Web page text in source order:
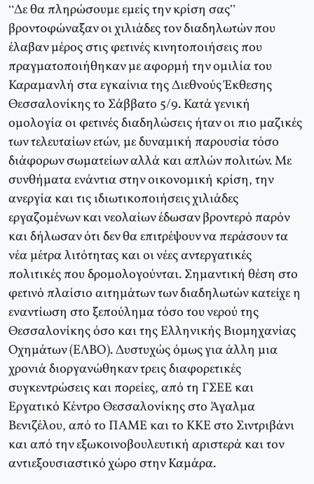
“Δε θα πληρώσουμε εμείς την κρίση σας”
βροντοφώναξαν οι χιλιάδες τον διαδηλωτών που
έλαβαν μέρος στις φετινές κινητοποιήσεις που
πραγματοποιήθηκαν με αφορμή την ομιλία του
Καραμανλή στα εγκαίνια της Διεθνούς Έκθεσης
Θεσσαλονίκης το Σάββατο 5/9. Κατά γενική
ομολογία οι φετινές διαδηλώσεις ήταν οι πιο μαζικές
των τελευταίων ετών, με δυναμική παρουσία τόσο
διάφορων σωματείων αλλά και απλών πολιτών. Με
συνθήματα ενάντια στην οικονομική κρίση, την
ανεργία και τις ιδιωτικοποιήσεις χιλιάδες
εργαζομένων και νεολαίων έδωσαν βροντερό παρόν
και δήλωσαν ότι δεν θα επιτρέψουν να περάσουν τα
νέα μέτρα λιτότητας και οι νέες αντεργατικές
πολιτικές που δρομολογούνται. Σημαντική θέση στο
φετινό πλαίσιο αιτημάτων των διαδηλωτών κατείχε η
εναντίωση στο ξεπούλημα τόσο του νερού της
Θεσσαλονίκης όσο και της Ελληνικής Βιομηχανίας
Οχημάτων (ΕΛΒΟ). Δυστυχώς όμως για άλλη μια
χρονιά διοργανώθηκαν τρεις διαφορετικές
συγκεντρώσεις και πορείες, από τη ΓΣΕΕ και
Εργατικό Κέντρο Θεσσαλονίκης στο Άγαλμα
Βενιζέλου, από το ΠΑΜΕ και το ΚΚΕ στο Σιντριβάνι
και από την εξωκοινοβουλευτική αριστερά και τον
αντιεξουσιαστικό χώρο στην Καμάρα.